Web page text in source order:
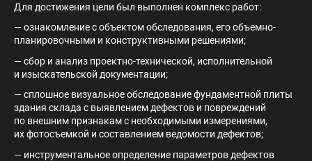
Для достижения цели был выполнен комплекс работ:
— ознакомление с объектом обследования, его объемно-
планировочными и конструктивными решениями;
— сбор и анализ проектно-технической, исполнительной
и изыскательской документации;
— сплошное визуальное обследование фундаментной плиты
здания склада с выявлением дефектов и повреждений
по внешним признакам с необходимыми измерениями,
их фотосъемкой и составлением ведомости дефектов;
— инструментальное определение параметров дефектов